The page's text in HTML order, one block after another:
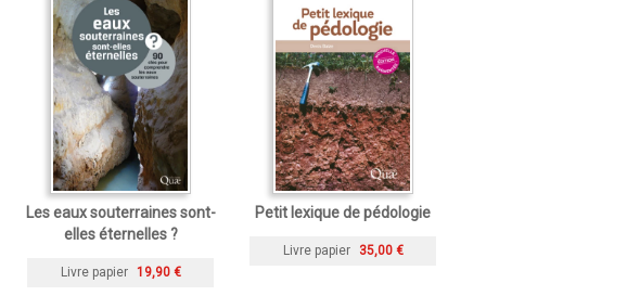
Les eaux souterraines sont-
elles éternelles ?
Livre papier 19,90 €
Petit lexique de pédologie
Livre papier 35,00 €